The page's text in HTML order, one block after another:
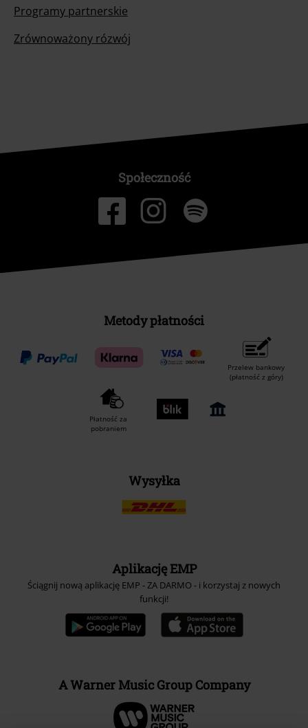
Programy partnerskie
Zrównoważony rózwój
Społeczność
Metody płatności
Przelew bankowy
(płatność z góry)
Płatność za
pobraniem
Wysyłka
Aplikację EMP
Ściągnij nową aplikację EMP - ZA DARMO - i korzystaj z nowych
funkcji!
A Warner Music Group Company